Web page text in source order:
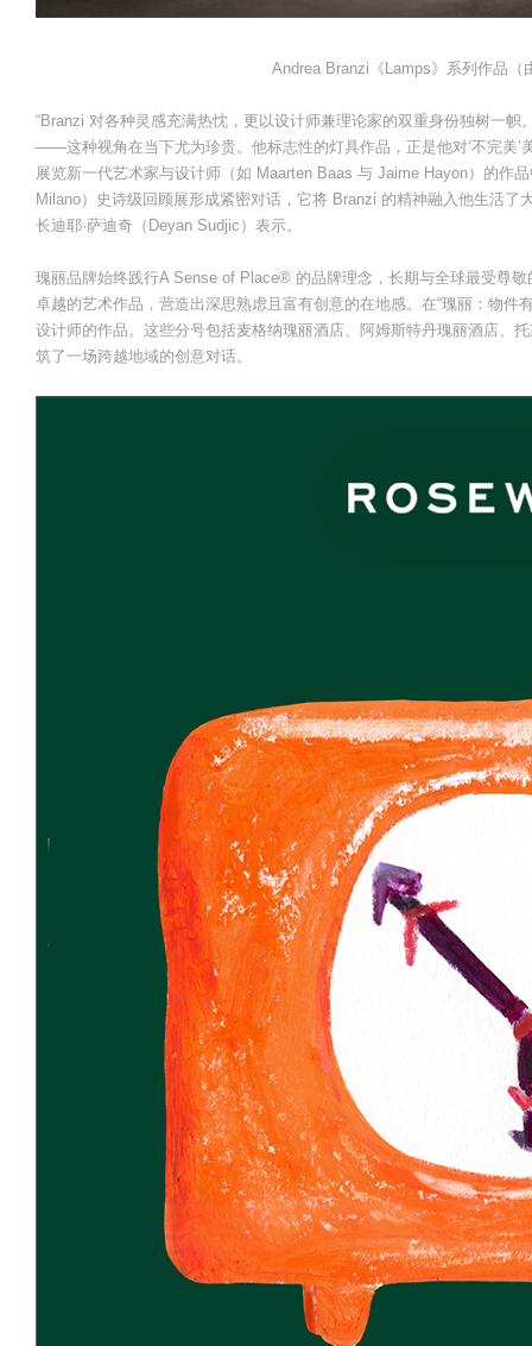
Andrea Branzi《Lamps》系列作品（
“Branzi 对各种灵感充满热忱，更以设计师兼理论家的双重身份独树一
——这种视角在当下尤为珍贵。他标志性的灯具作品，正是他对‘不完美’
展览新一代艺术家与设计师（如 Maarten Baas 与 Jaime Hayon）的作
Milano）史诗级回顾展形成紧密对话，它将 Branzi 的精神融入他生活
长迪耶·萨迪奇（Deyan Sudjic）表示。
瑰丽品牌始终践行A Sense of Place® 的品牌理念，长期与全球最受尊
卓越的艺术作品，营造出深思熟虑且富有创意的在地感。在“瑰丽：物
设计师的作品。这些分号包括麦格纳瑰丽酒店、阿姆斯特丹瑰丽酒店、
筑了一场跨越地域的创意对话。